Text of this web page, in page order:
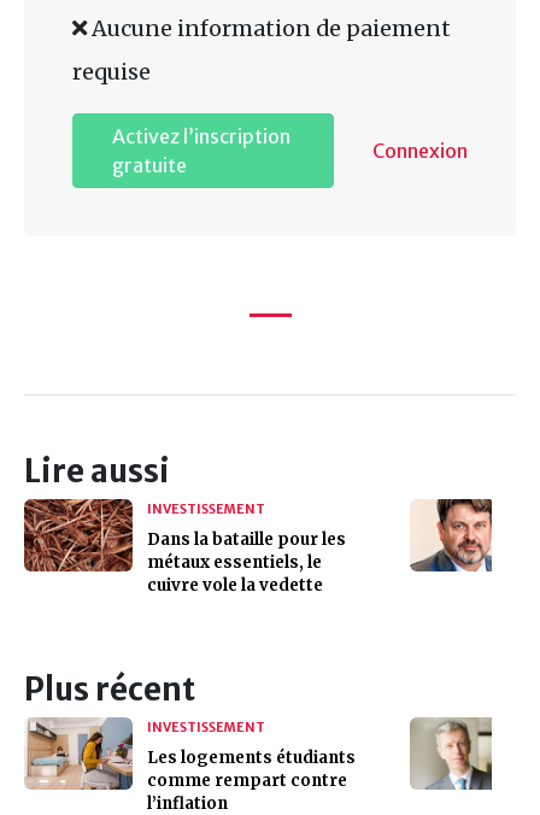
Aucune information de paiement
requise
Activez l’inscription
gratuite
Connexion
Lire aussi
INVESTISSEMENT
Dans la bataille pour les
métaux essentiels, le
cuivre vole la vedette
Plus récent
INVESTISSEMENT
Les logements étudiants
comme rempart contre
l’inflation